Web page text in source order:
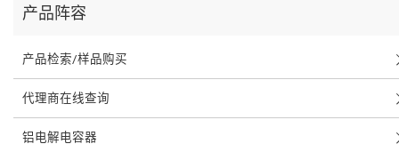
产品阵容
产品检索/样品购买
代理商在线查询
铝电解电容器